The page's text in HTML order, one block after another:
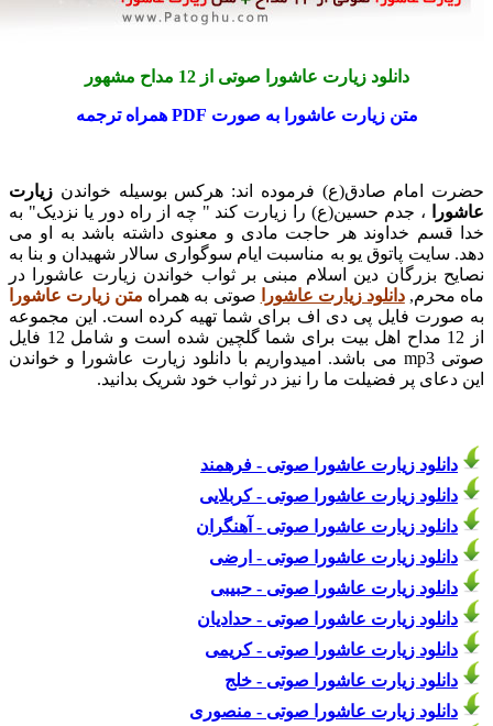
دانلود زیارت عاشورا صوتی از 12 مداح مشهور
متن زیارت عاشورا به صورت PDF همراه ترجمه
امام صادق(ع) فرموده اند: هرکس بوسیله خواندنزیارت
، جدم حسین(ع) را زیارت کند " چه از راه دور یا نزدیک" به
خداوند هر حاجت مادی و معنوی داشته باشد به او می
پاتوق یو به مناسبت ایام سوگواری سالار شهیدان و بنا به
بزرگان دین اسلام مبنی بر ثواب خواندن زیارت عاشورا در
دانلود زیارت عاشورا صوتی به همراهمتن زیارت عاشورا
فایل پی دی اف برای شما تهیه کرده است. این مجموعه
از 12 مداح اهل بیت برای شما گلچین شده است و شامل 12 فایل
صوتی mp3 می باشد. امیدواریم با دانلود زیارت عاشورا و خواندن
پر فضیلت ما را نیز در ثواب خود شریک بدانید.
زیارت عاشورا صوتی - فرهمند
زیارت عاشورا صوتی - کربلایی
زیارت عاشورا صوتی - آهنگران
زیارت عاشورا صوتی - ارضی
زیارت عاشورا صوتی - حبیبی
زیارت عاشورا صوتی - حدادیان
زیارت عاشورا صوتی - کریمی
زیارت عاشورا صوتی - خلج
زیارت عاشورا صوتی - منصوری